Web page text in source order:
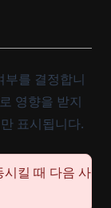
부를 결정합니
영향을 받지
표시됩니다.
시킬 때 다음 사